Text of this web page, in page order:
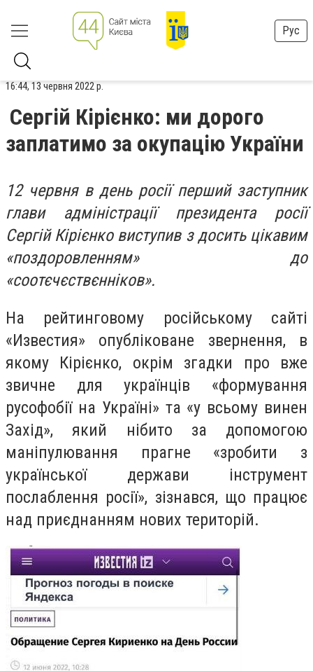
Рус
16:44, 13 червня 2022 р.
Cергій Кірієнко: ми дорого
заплатимо за окупацію України
12 червня в день росії перший заступник
глави адміністрації президента росії
Сергій Кірієнко виступив з досить цікавим
«поздоровленням» до
«соотєчєствєнніков».
На рейтинговому російському сайті
«Известия» опубліковане звернення, в
якому Кірієнко, окрім згадки про вже
звичне для українців «формування
русофобії на Україні» та «у всьому винен
Захід», який нібито за допомогою
маніпулювання прагне «зробити з
української держави інструмент
послаблення росії», зізнався, що працює
над приєднанням нових територій.